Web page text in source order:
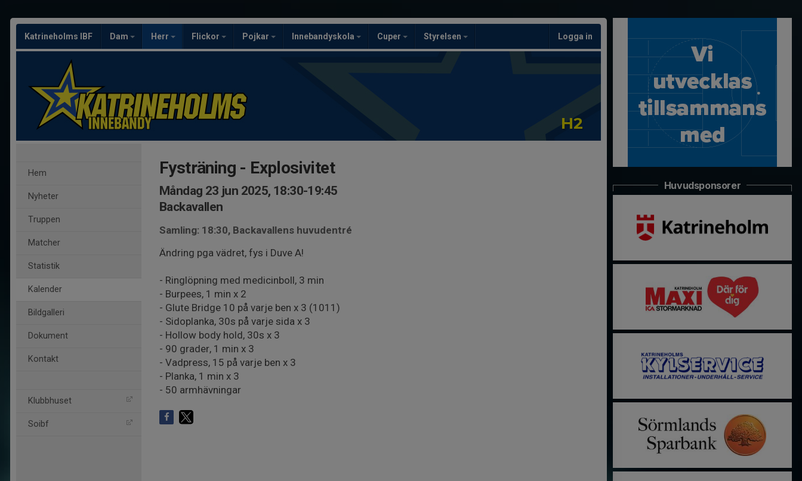
Katrineholms IBF Dam Herr Flickor Pojkar Innebandyskola Cuper Styrelsen Logga in
H2
Hem
Nyheter
Truppen
Matcher
Statistik
Kalender
Bildgalleri
Dokument
Kontakt
Klubbhuset
Soibf
Fysträning - Explosivitet
Måndag 23 jun 2025, 18:30-19:45
Backavallen
Samling: 18:30, Backavallens huvudentré
Ändring pga vädret, fys i Duve A!
- Ringlöpning med medicinboll, 3 min
- Burpees, 1 min x 2
- Glute Bridge 10 på varje ben x 3 (1011)
- Sidoplanka, 30s på varje sida x 3
- Hollow body hold, 30s x 3
- 90 grader, 1 min x 3
- Vadpress, 15 på varje ben x 3
- Planka, 1 min x 3
- 50 armhävningar
Huvudsponsorer